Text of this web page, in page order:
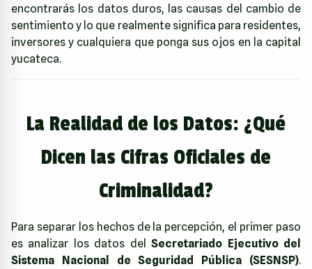
encontrarás los datos duros, las causas del cambio de
sentimiento y lo que realmente significa para residentes,
inversores y cualquiera que ponga sus ojos en la capital
yucateca.
La Realidad de los Datos: ¿Qué
Dicen las Cifras Oficiales de
Criminalidad?
Para separar los hechos de la percepción, el primer paso
es analizar los datos delSecretariado Ejecutivo del
Sistema Nacional de Seguridad Pública (SESNSP).